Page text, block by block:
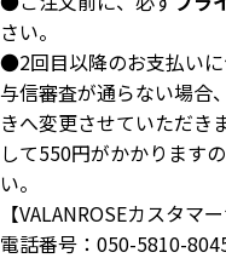
さい。
●2回目以降のお支払いに
与信審査が通らない場合
きへ変更させていただき
して550円がかかります
い。
【VALANROSEカスタマ
電話番号： 050-5810-